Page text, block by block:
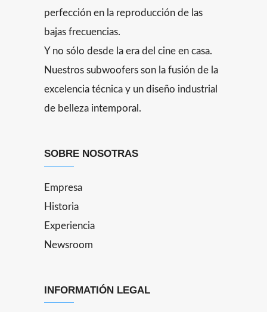
perfección en la reproducción de las
bajas frecuencias.
Y no sólo desde la era del cine en casa.
Nuestros subwoofers son la fusión de la
excelencia técnica y un diseño industrial
de belleza intemporal.
SOBRE NOSOTRAS
Empresa
Historia
Experiencia
Newsroom
INFORMATIÓN LEGAL